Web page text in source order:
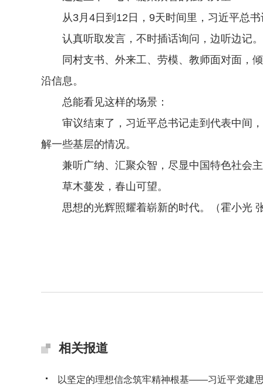
从3月4日到12日，9天时间里，习近平总书
认真听取发言，不时插话询问，边听边记。
同村支书、外来工、劳模、教师面对面，倾
沿信息。
总能看见这样的场景：
审议结束了，习近平总书记走到代表中间，
解一些基层的情况。
兼听广纳、汇聚众智，尽显中国特色社会主
草木蔓发，春山可望。
思想的光辉照耀着崭新的时代。（霍小光
相关报道
以坚定的理想信念筑牢精神根基——习近平党建